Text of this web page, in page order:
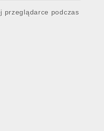
przeglądarce podczas